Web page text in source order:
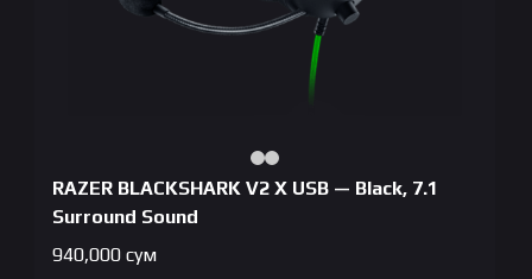
RAZER BLACKSHARK V2 X USB — Black, 7.1
Surround Sound
940,000 сум